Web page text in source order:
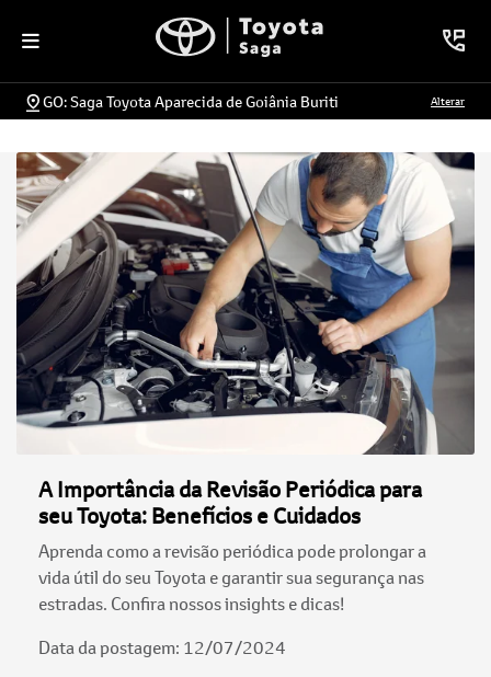
GO: Saga Toyota Aparecida de Goiânia Buriti Alterar
A Importância da Revisão Periódica para
seu Toyota: Benefícios e Cuidados
Aprenda como a revisão periódica pode prolongar a
vida útil do seu Toyota e garantir sua segurança nas
estradas. Confira nossos insights e dicas!
Data da postagem: 12/07/2024